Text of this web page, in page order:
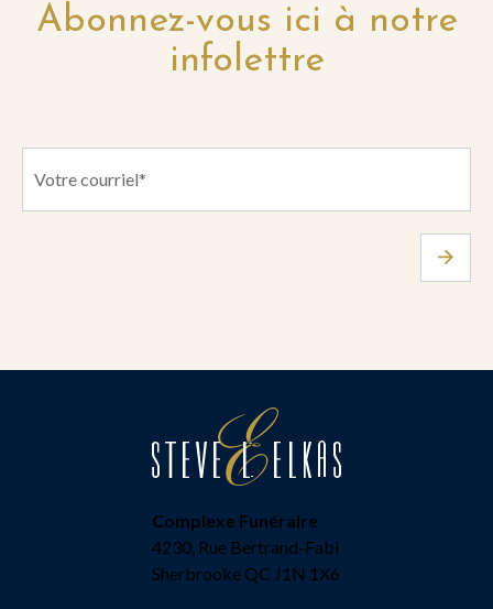
Abonnez-vous ici à notre
infolettre
Complexe Funéraire
4230, Rue Bertrand-Fabi
Sherbrooke QC J1N 1X6